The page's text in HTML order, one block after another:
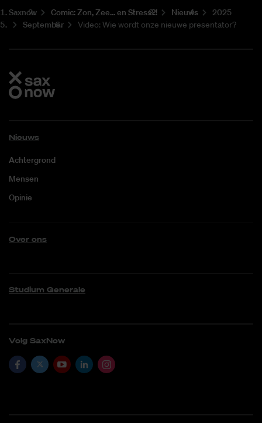
Saxnow Co­mic: Zon, Zee... en Stress?! Nieuws
2025
September
Video: Wie wordt onze nieuwe presentator?
Nieuws
Achtergrond
Mensen
Opinie
Over ons
Studium Generale
Volg SaxNow